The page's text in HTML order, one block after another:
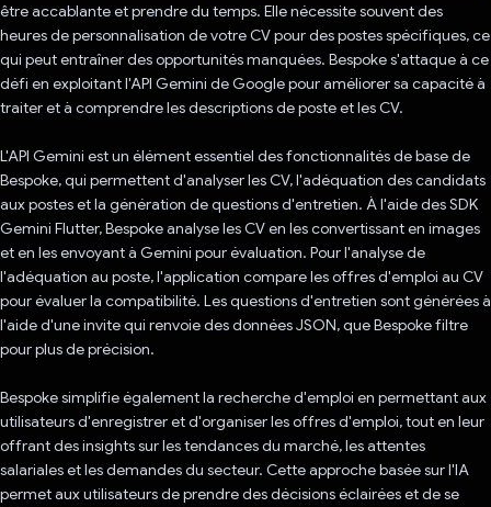
être accablante et prendre du temps. Elle nécessite souvent des
heures de personnalisation de votre CV pour des postes spécifiques, ce
qui peut entraîner des opportunités manquées. Bespoke s'attaque à ce
défi en exploitant l'API Gemini de Google pour améliorer sa capacité à
traiter et à comprendre les descriptions de poste et les CV.
L'API Gemini est un élément essentiel des fonctionnalités de base de
Bespoke, qui permettent d'analyser les CV, l'adéquation des candidats
aux postes et la génération de questions d'entretien. À l'aide des SDK
Gemini Flutter, Bespoke analyse les CV en les convertissant en images
et en les envoyant à Gemini pour évaluation. Pour l'analyse de
l'adéquation au poste, l'application compare les offres d'emploi au CV
pour évaluer la compatibilité. Les questions d'entretien sont générées à
l'aide d'une invite qui renvoie des données JSON, que Bespoke filtre
pour plus de précision.
Bespoke simplifie également la recherche d'emploi en permettant aux
utilisateurs d'enregistrer et d'organiser les offres d'emploi, tout en leur
offrant des insights sur les tendances du marché, les attentes
salariales et les demandes du secteur. Cette approche basée sur l'IA
permet aux utilisateurs de prendre des décisions éclairées et de se